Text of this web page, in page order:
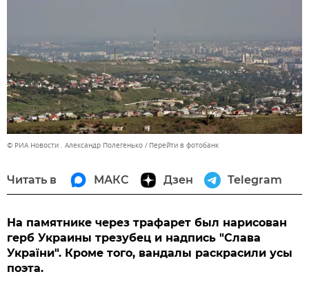
© РИА Новости . Александр Полегенько Перейти в фотобанк
Читать в МАКС Дзен Telegram
На памятнике через трафарет был нарисован
герб Украины трезубец и надпись "Слава
України". Кроме того, вандалы раскрасили усы
поэта.